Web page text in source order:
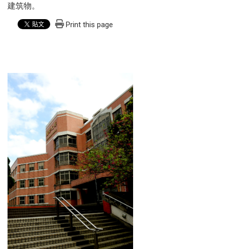
建筑物。
Print this page